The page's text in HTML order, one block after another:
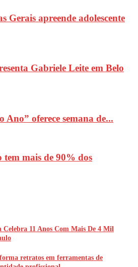
Gerais apreende adolescente
Gabriele Leite em Belo
oferece semana de...
tem mais de 90% dos
11 Anos Com Mais De 4 Mil
retratos em ferramentas de